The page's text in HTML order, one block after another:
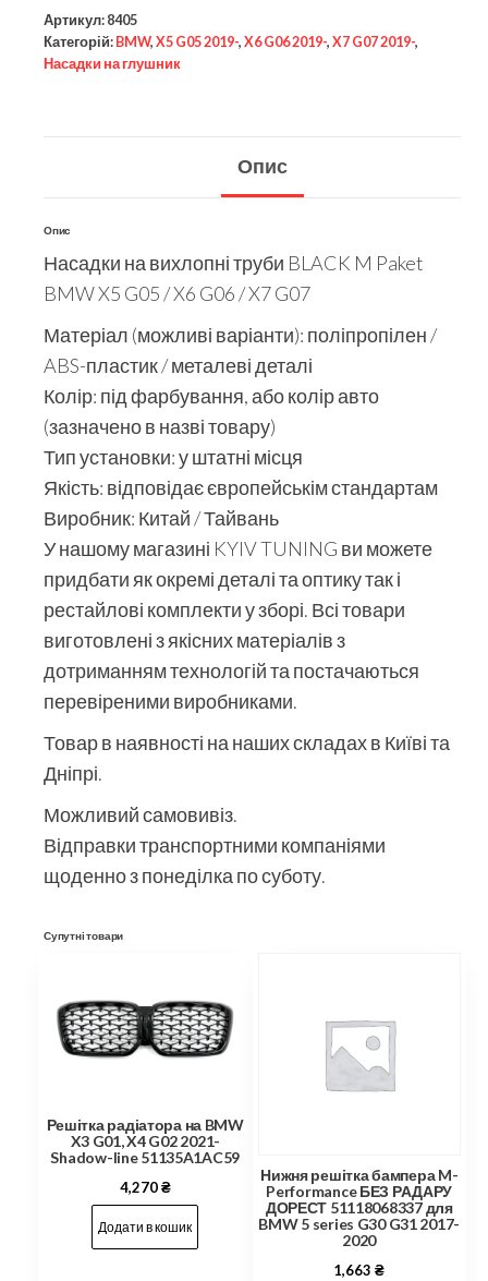
Артикул: 8405
Категорій: BMW, X5 G05 2019-, X6 G06 2019-, X7 G07 2019-,
Насадки на глушник
Опис
Опис
Насадки на вихлопні труби BLACK M Paket
BMW X5 G05 / X6 G06 / X7 G07
Матеріал (можливі варіанти): поліпропілен /
ABS-пластик / металеві деталі
Колір: під фарбування, або колір авто
(зазначено в назві товару)
Тип установки: у штатні місця
Якість: відповідає європейськім стандартам
Виробник: Китай / Тайвань
У нашому магазині KYIV TUNING ви можете
придбати як окремі деталі та оптику так і
рестайлові комплекти у зборі. Всі товари
виготовлені з якісних матеріалів з
дотриманням технологій та постачаються
перевіреними виробниками.
Товар в наявності на наших складах в Київі та
Дніпрі.
Можливий самовивіз.
Відправки транспортними компаніями
щоденно з понеділка по суботу.
Супутні товари
Решітка радіатора на BMW
X3 G01, X4 G02 2021-
Shadow-line 51135A1AC59
4,270₴
Додати в кошик
Нижня решітка бампера M-
Performance БЕЗ РАДАРУ
ДОРЕСТ 51118068337 для
BMW 5 series G30 G31 2017-
2020
1,663₴